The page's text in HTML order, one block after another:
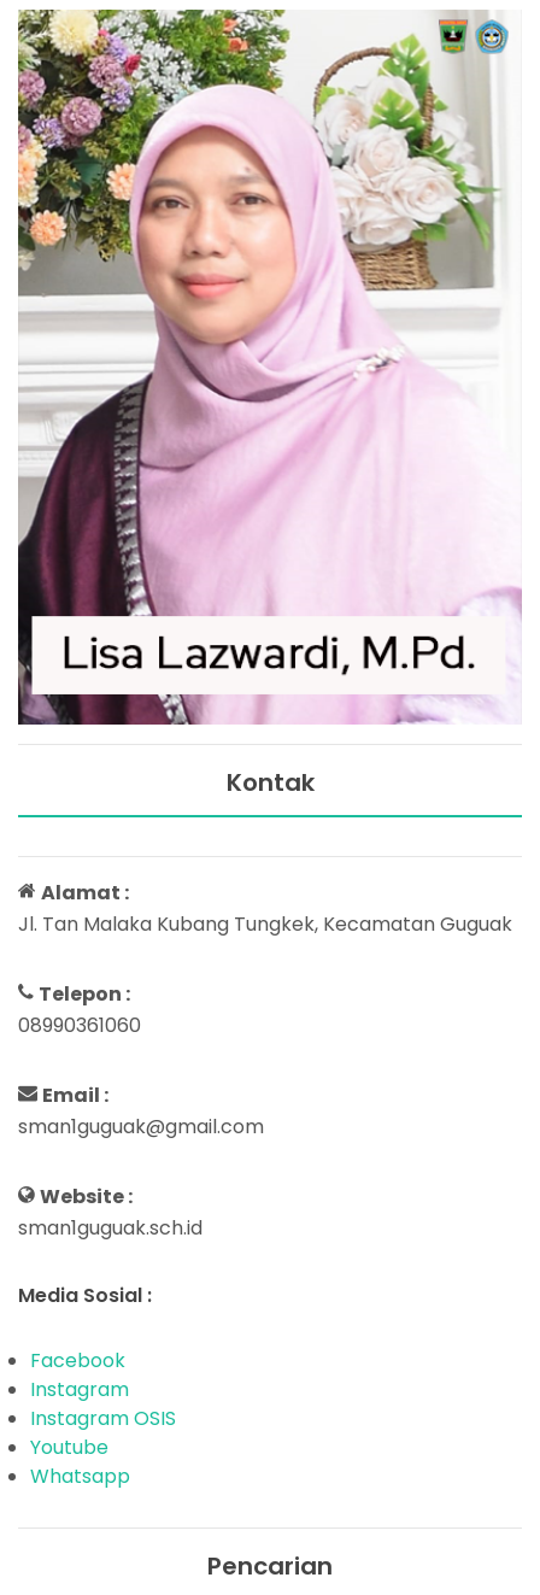
Kontak
Alamat :
Jl. Tan Malaka Kubang Tungkek, Kecamatan Guguak
Telepon :
08990361060
Email :
sman1guguak@gmail.com
Website :
sman1guguak.sch.id
Media Sosial :
Facebook
Instagram
Instagram OSIS
Youtube
Whatsapp
Pencarian